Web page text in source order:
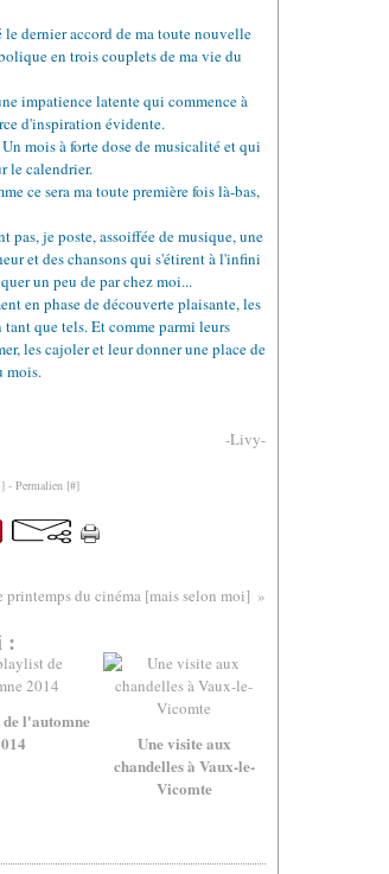
dernier accord de ma toute nouvelle
en trois couplets de ma vie du
impatience latente qui commence à
d'inspiration évidente.
mois à forte dose de musicalité et qui
le calendrier.
ce sera ma toute première fois là-bas,
pas, je poste, assoiffée de musique, une
et des chansons qui s'étirent à l'infini
un peu de par chez moi...
en phase de découverte plaisante, les
que tels. Et comme parmi leurs
les cajoler et leur donner une place de
mois.
-Livy-
]- Permalien [#]
printemps du cinéma [mais selon moi]
:
l'automne
Une visite aux
chandelles à Vaux-le-
Vicomte